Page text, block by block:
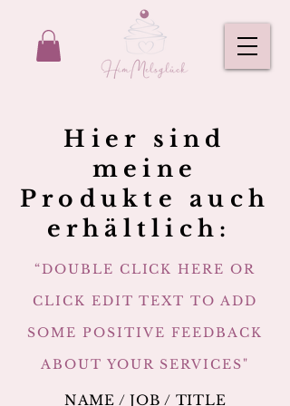
Hier sind
meine
Produkte auch
erhältlich:
“DOUBLE CLICK HERE OR
CLICK EDIT TEXT TO ADD
SOME POSITIVE FEEDBACK
ABOUT YOUR SERVICES"
NAME / JOB / TITLE